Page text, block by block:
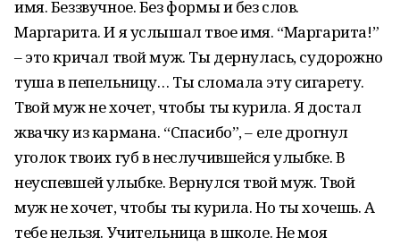
имя. Беззвучное. Без формы и без слов.
Маргарита. И я услышал твое имя. “Маргарита!”
– это кричал твой муж. Ты дернулась, судорожно
туша в пепельницу… Ты сломала эту сигарету.
Твой муж не хочет, чтобы ты курила. Я достал
жвачку из кармана. “Спасибо”, – еле дрогнул
уголок твоих губ в неслучившейся улыбке. В
неуспевшей улыбке. Вернулся твой муж. Твой
муж не хочет, чтобы ты курила. Но ты хочешь. А
тебе нельзя. Учительница в школе. Не моя